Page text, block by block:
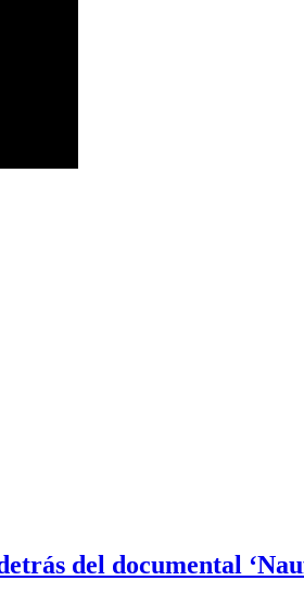
del documental